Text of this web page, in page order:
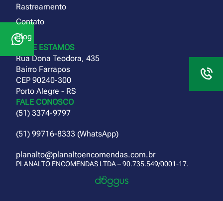
Rastreamento
Contato
Blog
ONDE ESTAMOS
Rua Dona Teodora, 435
Bairro Farrapos
CEP 90240-300
Porto Alegre - RS
FALE CONOSCO
(51) 3374-9797
(51) 99716-8333 (WhatsApp)
planalto@planaltoencomendas.com.br
PLANALTO ENCOMENDAS LTDA – 90.735.549/0001-17.